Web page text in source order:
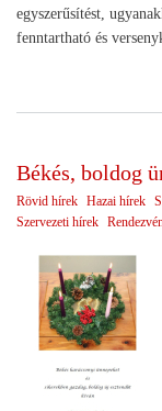
egyszerűsítést,
fenntartható és
Békés, boldog
Rövid hírek Hazai hírek
Szervezeti hírek